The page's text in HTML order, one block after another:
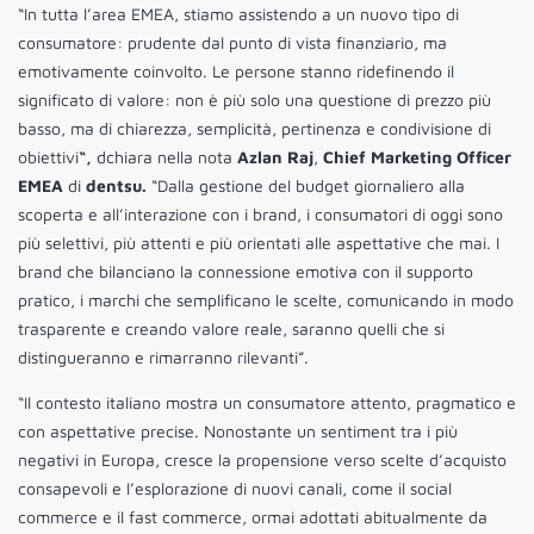
“In tutta l’area EMEA, stiamo assistendo a un nuovo tipo di
consumatore: prudente dal punto di vista finanziario, ma
emotivamente coinvolto. Le persone stanno ridefinendo il
significato di valore: non è più solo una questione di prezzo più
basso, ma di chiarezza, semplicità, pertinenza e condivisione di
obiettivi“, dchiara nella nota Azlan Raj, Chief Marketing Officer
EMEA di dentsu. “Dalla gestione del budget giornaliero alla
scoperta e all’interazione con i brand, i consumatori di oggi sono
più selettivi, più attenti e più orientati alle aspettative che mai. I
brand che bilanciano la connessione emotiva con il supporto
pratico, i marchi che semplificano le scelte, comunicando in modo
trasparente e creando valore reale, saranno quelli che si
distingueranno e rimarranno rilevanti”.
“Il contesto italiano mostra un consumatore attento, pragmatico e
con aspettative precise. Nonostante un sentiment tra i più
negativi in Europa, cresce la propensione verso scelte d’acquisto
consapevoli e l’esplorazione di nuovi canali, come il social
commerce e il fast commerce, ormai adottati abitualmente da